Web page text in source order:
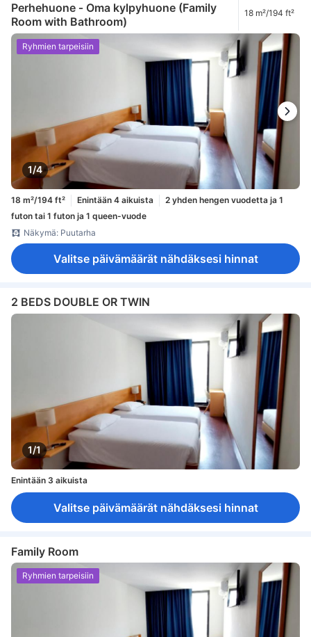
Perhehuone ‑ Oma kylpyhuone (Family
Room with Bathroom)
18 m²/194 ft²
1/4
Ryhmien tarpeisiin
18 m²/194 ft² Enintään 4 aikuista
2 yhden hengen vuodetta ja 1
futon tai 1 futon ja 1 queen-vuode
Näkymä: Puutarha
Valitse päivämäärät nähdäksesi hinnat
2 BEDS DOUBLE OR TWIN
1/1
Enintään 3 aikuista
Valitse päivämäärät nähdäksesi hinnat
Family Room
Ryhmien tarpeisiin